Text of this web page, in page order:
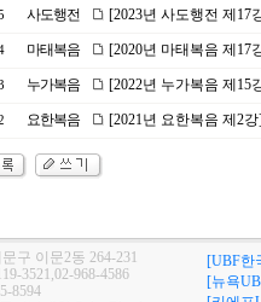
사도행전 [2023년 사도행전 제17
마태복음 [2020년 마태복음 제17
누가복음 [2022년 누가복음 제15
요한복음 [2021년 요한복음 제2
구 이문2동 264-231
3521,02-968-4586
8594
[UBF한
[뉴욕